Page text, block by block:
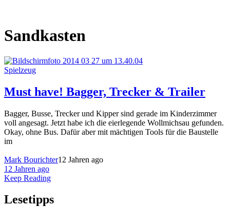
Sandkasten
Spielzeug
Must have! Bagger, Trecker & Trailer
Bagger, Busse, Trecker und Kipper sind gerade im Kinderzimmer
voll angesagt. Jetzt habe ich die eierlegende Wollmichsau gefunden.
Okay, ohne Bus. Dafür aber mit mächtigen Tools für die Baustelle
im
Mark Bourichter12 Jahren ago
12 Jahren ago
Keep Reading
Lesetipps